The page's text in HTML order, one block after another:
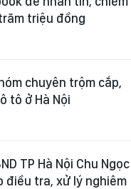
triệu đồng
chuyên trộm cắp,
tô ở Hà Nội
TP Hà Nội Chu Ngọc
điều tra, xử lý nghiêm